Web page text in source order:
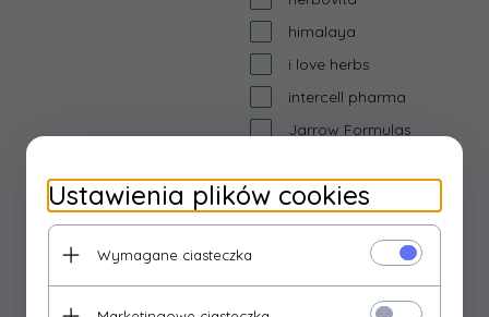
himalaya
i love herbs
intercell pharma
Jarrow Formulas
k&k bio+
Kenay
Ustawienia plików cookies
Wymagane ciasteczka